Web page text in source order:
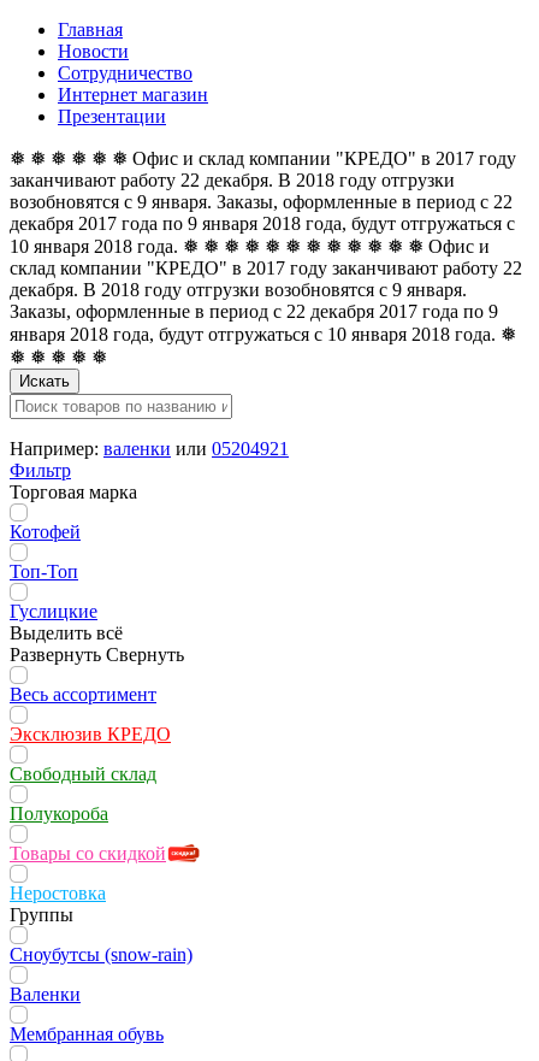
Главная
Новости
Сотрудничество
Интернет магазин
Презентации
❅ ❅ ❅ ❅ ❅ ❅ Офис и склад компании "КРЕДО" в 2017 году
заканчивают работу 22 декабря. В 2018 году отгрузки
возобновятся с 9 января. Заказы, оформленные в период с 22
декабря 2017 года по 9 января 2018 года, будут отгружаться с
10 января 2018 года. ❅ ❅ ❅ ❅ ❅ ❅ ❅ ❅ ❅ ❅ ❅ ❅ Офис и
склад компании "КРЕДО" в 2017 году заканчивают работу 22
декабря. В 2018 году отгрузки возобновятся с 9 января.
Заказы, оформленные в период с 22 декабря 2017 года по 9
января 2018 года, будут отгружаться с 10 января 2018 года. ❅
❅ ❅ ❅ ❅ ❅
Искать
Например: валенки или 05204921
Фильтр
Торговая марка
Котофей
Топ-Топ
Гуслицкие
Выделить всё
Развернуть Свернуть
Весь ассортимент
Эксклюзив КРЕДО
Свободный склад
Полукороба
Товары со скидкой
Неростовка
Группы
Сноубутсы (snow-rain)
Валенки
Мембранная обувь